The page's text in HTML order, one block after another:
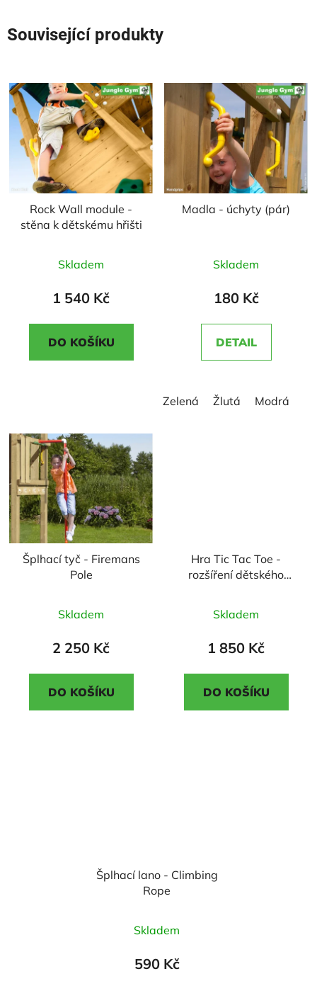
Související produkty
Rock Wall module -
stěna k dětskému hřišti
hodnocení
produktu
5,0
z
Skladem
1 540 Kč
DO KOŠÍKU
Madla - úchyty (pár)
hodnocení
produktu
5,0
z
Skladem
180 Kč
DETAIL
Zelená Žlutá Modrá
Šplhací tyč - Firemans
Pole
hodnocení
produktu
z
Skladem
2 250 Kč
DO KOŠÍKU
Hra Tic Tac Toe -
rozšíření dětského
hodnocení
produktu
z
Skladem
1 850 Kč
DO KOŠÍKU
Šplhací lano - Climbing
Rope
hodnocení
produktu
Skladem
590 Kč